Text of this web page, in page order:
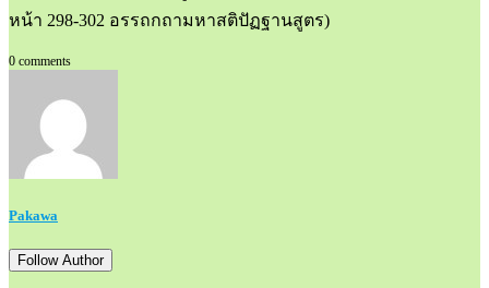
หน้า 298-302 อรรถกถามหาสติปัฏฐานสูตร)
0 comments
Pakawa
Follow Author